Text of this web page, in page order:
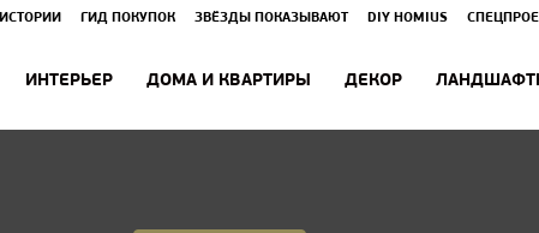
ИСТОРИИ ГИД ПОКУПОК ЗВЁЗДЫ ПОКАЗЫВАЮТ DIY HOMIUS
ИНТЕРЬЕР ДОМА И КВАРТИРЫ ДЕКОР